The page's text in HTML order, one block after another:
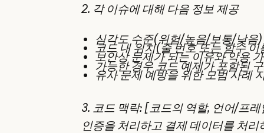
2. 각 이슈에 대해 다음 정보 제공
심각도 수준(위험/높음/보통/낮음)
코드 내 위치(줄 번호 또는 함수 이
보안상 문제가 되는 이유와 악용
가능한 경우 코드 예제가 포함된
유사 문제 예방을 위한 모범 사례
3. 코드 맥락: [코드의 역할, 언어/프
인증을 처리하고 결제 데이터를 처